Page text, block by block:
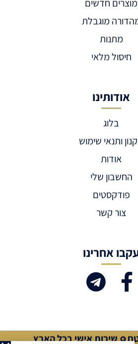
מוצרים חדשים
מוגבלת
מתנות
חיסול מלאי
אודותינו
בלוג
ותנאי שימוש
אודות
החשבון שלי
פודקסטים
צור קשר
אחרינו
שירות אישי בכל הארץ